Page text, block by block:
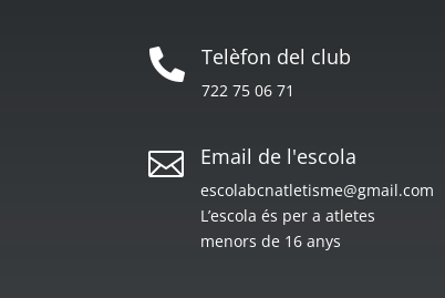
 Telèfon del club
722 75 06 71
 Email de l'escola
escolabcnatletisme@gmail.com
L’escola és per a atletes
menors de 16 anys